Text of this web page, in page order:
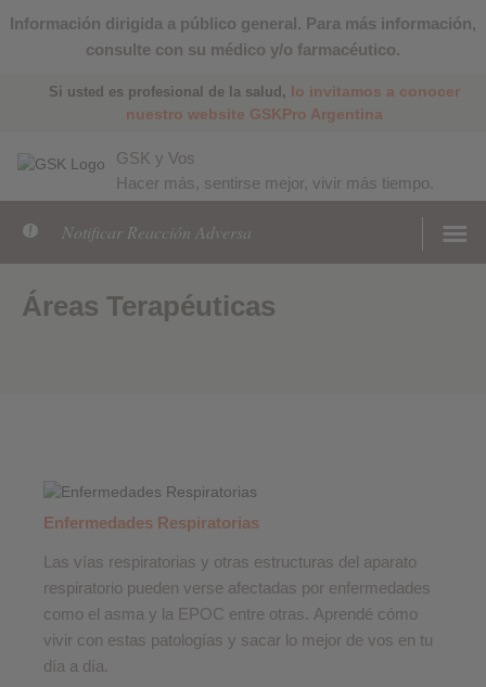
Información dirigida a público general. Para más información,
consulte con su médico y/o farmacéutico.
Si usted es profesional de la salud, lo invitamos a conocer
nuestro website GSKPro Argentina
GSK y Vos
Hacer más, sentirse mejor, vivir más tiempo.
Notificar Reacción Adversa
Áreas Terapéuticas
Enfermedades Respiratorias
Las vías respiratorias y otras estructuras del aparato
respiratorio pueden verse afectadas por enfermedades
como el asma y la EPOC entre otras. Aprendé cómo
vivir con estas patologías y sacar lo mejor de vos en tu
día a día.